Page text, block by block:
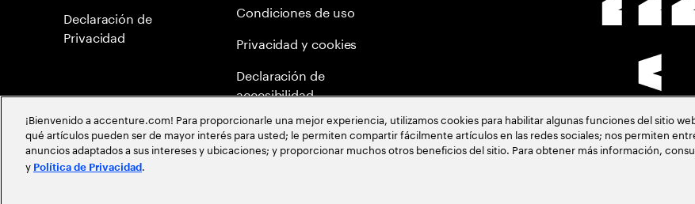
Declaración de
Privacidad
Condiciones de uso
Privacidad y cookies
Declaración de
accesibilidad
Mapa del Sitio
Meritocracia Global
¡Bienvenido a accenture.com! Para proporcionarle una mejor experiencia, utilizamos cookies para habilitar algunas funciones del sitio
qué artículos pueden ser de mayor interés para usted; le permiten compartir fácilmente artículos en las redes sociales; nos permiten
anuncios adaptados a sus intereses y ubicaciones; y proporcionar muchos otros beneficios del sitio. Para obtener más información,
y Política de Privacidad .